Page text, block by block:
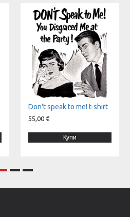
Don't speak to me! t-shirt
55,00 €
Купи